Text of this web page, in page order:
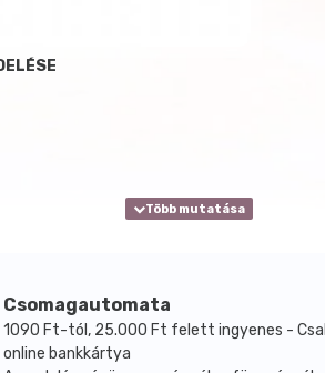
Csomagautomata
1090 Ft-tól, 25.000 Ft felett ingyenes -
online bankkártya